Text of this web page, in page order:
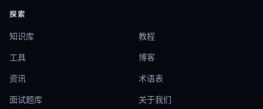
探索
知识库 教程
工具 博客
资讯 术语表
面试题库 关于我们